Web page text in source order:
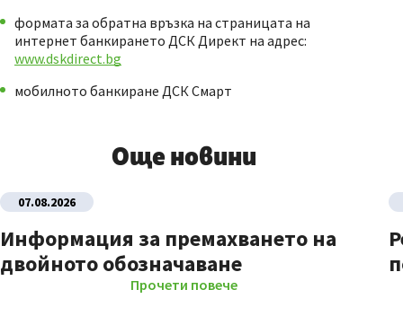
формата за обратна връзка на страницата на
интернет банкирането ДСК Директ на адрес:
www.dskdirect.bg
мобилното банкиране ДСК Смарт
Още новини
07.08.2026
Информация за премахването на
двойното обозначаване
Прочети повече